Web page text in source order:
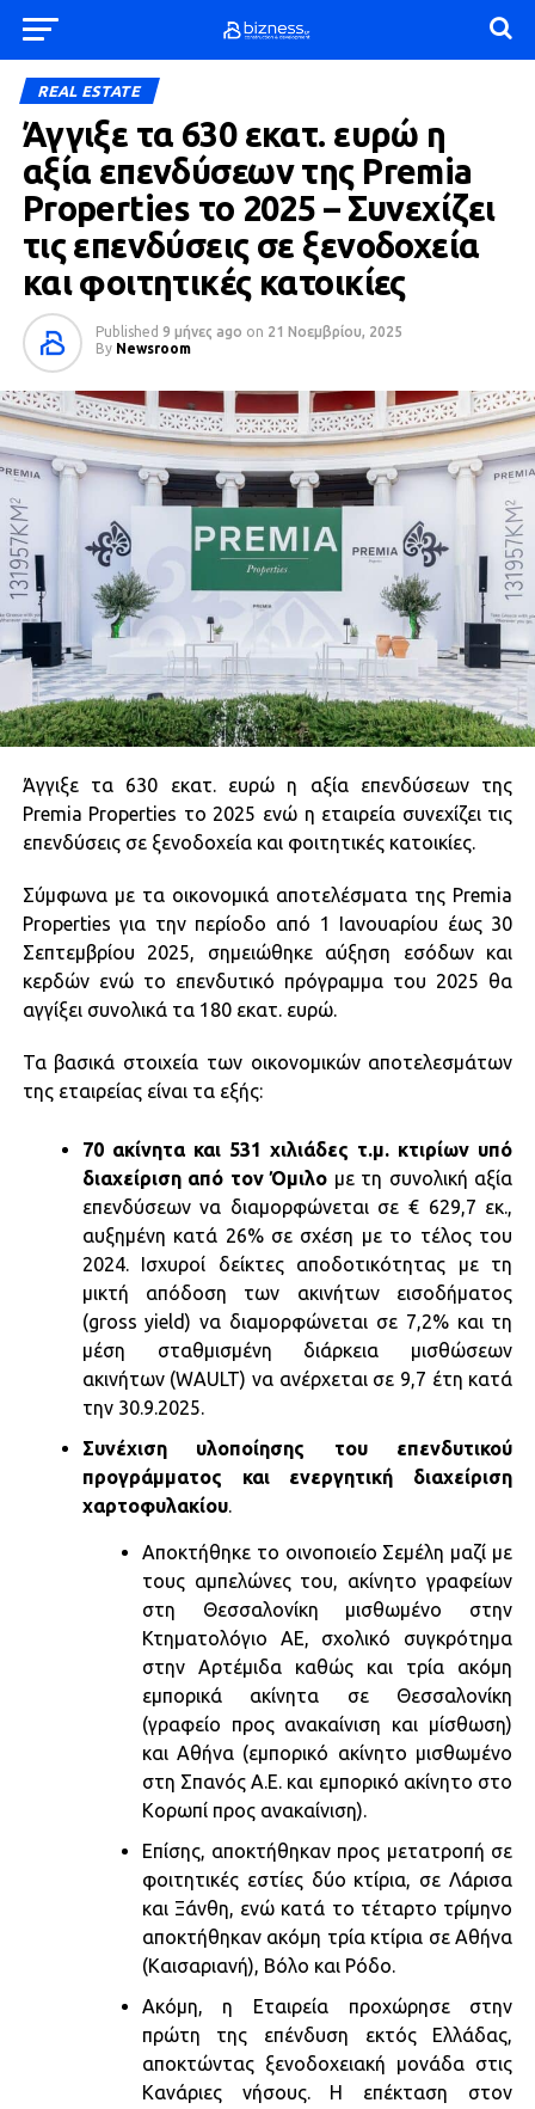
REAL ESTATE
Άγγιξε τα 630 εκατ. ευρώ η
αξία επενδύσεων της Premia
Properties το 2025 – Συνεχίζει
τις επενδύσεις σε ξενοδοχεία
και φοιτητικές κατοικίες
Published 9 μήνες ago on 21 Νοεμβρίου, 2025
By Newsroom
Άγγιξε τα 630 εκατ. ευρώ η αξία επενδύσεων της
Premia Properties το 2025 ενώ η εταιρεία συνεχίζει τις
επενδύσεις σε ξενοδοχεία και φοιτητικές κατοικίες.
Σύμφωνα με τα οικονομικά αποτελέσματα της Premia
Properties για την περίοδο από 1 Ιανουαρίου έως 30
Σεπτεμβρίου 2025, σημειώθηκε αύξηση εσόδων και
κερδών ενώ το επενδυτικό πρόγραμμα του 2025 θα
αγγίξει συνολικά τα 180 εκατ. ευρώ.
Τα βασικά στοιχεία των οικονομικών αποτελεσμάτων
της εταιρείας είναι τα εξής:
70 ακίνητα και 531 χιλιάδες τ.μ. κτιρίων υπό
διαχείριση από τον Όμιλο με τη συνολική αξία
επενδύσεων να διαμορφώνεται σε € 629,7 εκ.,
αυξημένη κατά 26% σε σχέση με το τέλος του
2024. Ισχυροί δείκτες αποδοτικότητας με τη
μικτή απόδοση των ακινήτων εισοδήματος
(gross yield) να διαμορφώνεται σε 7,2% και τη
μέση σταθμισμένη διάρκεια μισθώσεων
ακινήτων (WAULT) να ανέρχεται σε 9,7 έτη κατά
την 30.9.2025.
Συνέχιση υλοποίησης του επενδυτικού
προγράμματος και ενεργητική διαχείριση
χαρτοφυλακίου.
Αποκτήθηκε το οινοποιείο Σεμέλη μαζί με
τους αμπελώνες του, ακίνητο γραφείων
στη Θεσσαλονίκη μισθωμένο στην
Κτηματολόγιο ΑΕ, σχολικό συγκρότημα
στην Αρτέμιδα καθώς και τρία ακόμη
εμπορικά ακίνητα σε Θεσσαλονίκη
(γραφείο προς ανακαίνιση και μίσθωση)
και Αθήνα (εμπορικό ακίνητο μισθωμένο
στη Σπανός Α.Ε. και εμπορικό ακίνητο στο
Κορωπί προς ανακαίνιση).
Επίσης, αποκτήθηκαν προς μετατροπή σε
φοιτητικές εστίες δύο κτίρια, σε Λάρισα
και Ξάνθη, ενώ κατά το τέταρτο τρίμηνο
αποκτήθηκαν ακόμη τρία κτίρια σε Αθήνα
(Καισαριανή), Βόλο και Ρόδο.
Ακόμη, η Εταιρεία προχώρησε στην
πρώτη της επένδυση εκτός Ελλάδας,
αποκτώντας ξενοδοχειακή μονάδα στις
Κανάριες νήσους. Η επέκταση στον